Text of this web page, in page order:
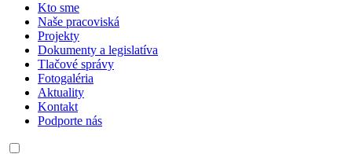
Kto sme
Naše pracoviská
Projekty
Dokumenty a legislatíva
Tlačové správy
Fotogaléria
Aktuality
Kontakt
Podporte nás